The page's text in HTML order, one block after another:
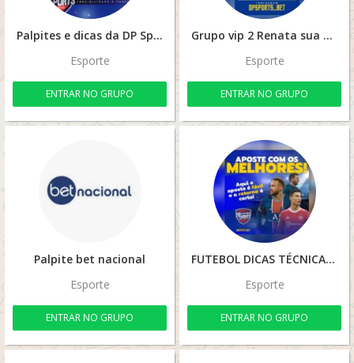
Palpites e dicas da DP Sport
Esporte
ENTRAR NO GRUPO
Grupo vip 2 Renata sua cambista da sorte🤞🏽🍀🤑⚽️🏀🏈🏐
Esporte
ENTRAR NO GRUPO
Palpite bet nacional
Esporte
ENTRAR NO GRUPO
FUTEBOL DICAS TÉCNICAS 🍀
Esporte
ENTRAR NO GRUPO